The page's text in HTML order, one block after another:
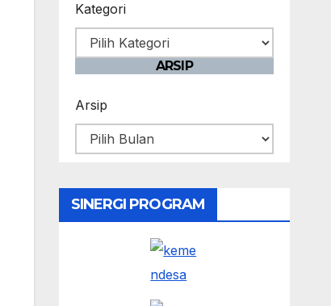
Kategori
ARSIP
Arsip
SINERGI PROGRAM